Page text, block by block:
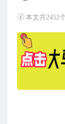
本文共2452